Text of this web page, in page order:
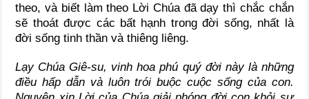
theo, và biết làm theo Lời Chúa đã dạy thì chắc chắn
sẽ thoát được các bất hạnh trong đời sống, nhất là
đời sống tinh thần và thiêng liêng.
Lạy Chúa Giê-su, vinh hoa phú quý đời này là những
điều hấp dẫn và luôn trói buộc cuộc sống của con.